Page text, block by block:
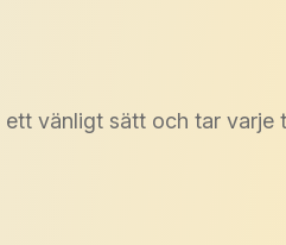
vänligt sätt och tar varje